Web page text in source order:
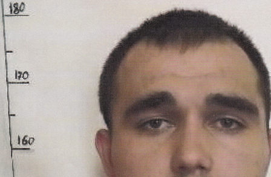
Перейти к основному содержанию